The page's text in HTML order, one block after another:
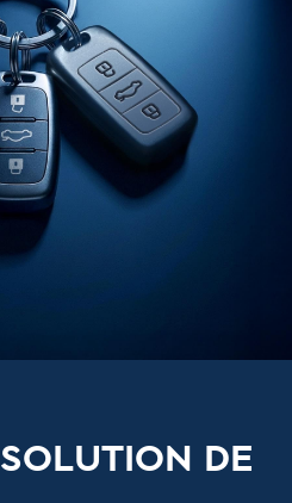
SOLUTION DE